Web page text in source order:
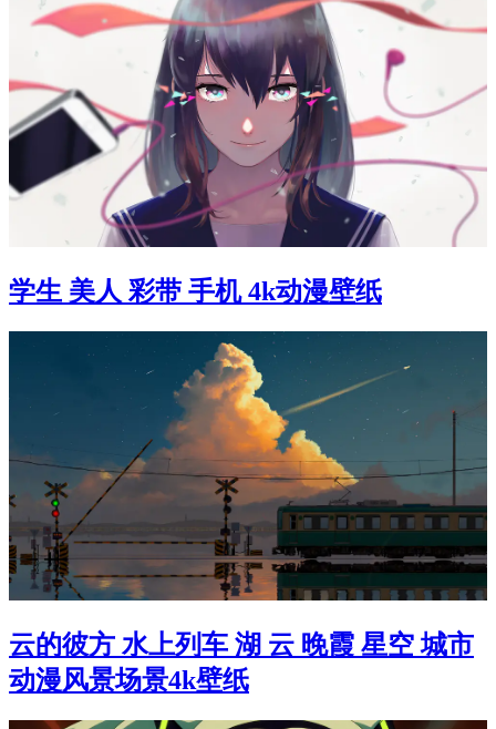
学生 美人 彩带 手机 4k动漫壁纸
云的彼方 水上列车 湖 云 晚霞 星空 城市
动漫风景场景4k壁纸